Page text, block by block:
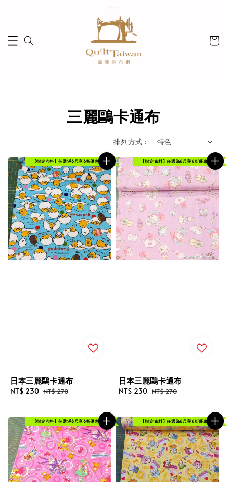
三麗鷗卡通布
排列方式 :
【指定布料】任選滿6尺享6折優惠！
日本三麗鷗卡通布
Sale
NT$ 230 Regular
NT$ 270
【指定布料】任選滿6尺享6折優惠！
日本三麗鷗卡通布
Sale
NT$ 230 Regular
NT$ 270
【指定布料】任選滿6尺享6折優惠！ 【指定布料】任選滿6尺享6折優惠！